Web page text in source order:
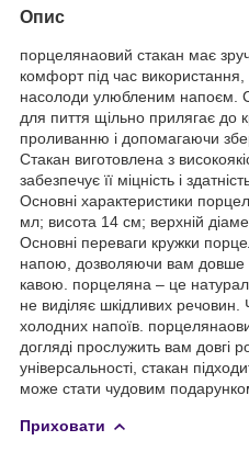
Опис
порцелянаовий стакан має
комфорт під час використання,
насолоди улюбленим напоєм.
для пиття щільно прилягає до
проливанню і допомагаючи
Стакан виготовлена з
забезпечує її міцність і
Основні характеристики
мл; висота 14 см; верхній
Основні переваги кружки
напою, дозволяючи вам довше
кавою. порцеляна – це
не виділяє шкідливих речовин.
холодних напоїв.
догляді прослужить вам довгі
універсальності, стакан
може стати чудовим
Приховати